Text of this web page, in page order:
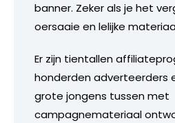
banner. Zeker als je het
oersaaie en lelijke
Er zijn tientallen
honderden adverteerders
grote jongens tussen met
campagnemateriaal